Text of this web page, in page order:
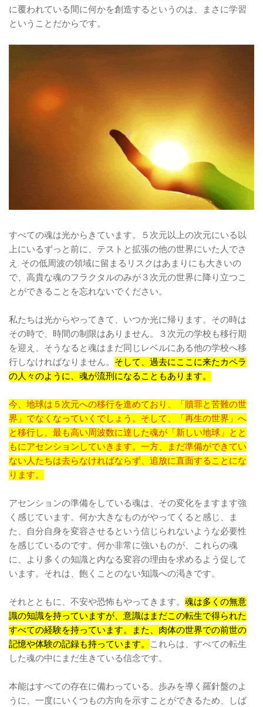
に覆われている間に何かを創造するというのは、まさに学習
ということだからです。
すべての魂は光からきています。５次元以上の次元にいる以
上にいるずっと前に、テストと拡張の他の世界にいた人でさ
え. その低周波の領域に留まるリスクはあまりにも大きいの
で、高貴な魂のフラクタルのみが３次元の世界に降り立つこ
とができることを忘れないでください。
私たちは光からやってきて、いつか光に帰ります。その時は
その時で、時間の制限はありません。３次元の学校も移行期
を迎え、そうなると魂はまだ同じレベルにある他の学校へ移
行しなければなりません。 そして、過去にここに来たカペラ
の人々のように、魂が流刑になることもあります。
今、地球は５次元への移行を進めており、「贖罪と苦難の世
界」でなくなっていくでしょう。そして、「再生の世界」へ
と移行し、最も高い周波数に達した魂が「新しい地球」とと
もにアセンションしていきます。一方、まだ準備ができてい
ない人たちは去らなければならず、追放に直面することにな
ります。
アセンションの準備をしている魂は、その変化をますます強
く感じています。何か大きなものがやってくると感じ、ま
た、自分自身を変容させるという信じられないような必要性
を感じているのです。何か非常に強いものが、これらの魂
に、より多くの知識と内なる変容の理由を求めるよう促して
います。それは、飽くことのない知識への渇きです。
それとともに、不安や恐怖もやってきます。 魂は多くの無意
識の知識を持っていますが、意識はまだこの転生で得られた
すべての経験を持っています。また、肉体の世界での前世の
記憶や体験の記録も持っています。
これらは、すべての転生
した魂の中にまだ生きている信念です。
本能はすべての存在に備わっている。歩みを導く羅針盤のよ
うに、一度にいくつもの方向を示すことができるため、しば